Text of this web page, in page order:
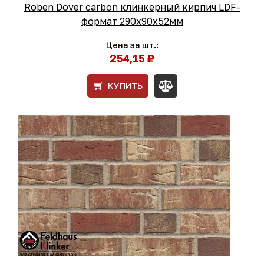
Roben Dover carbon клинкерный кирпич LDF-
формат 290x90x52мм
Цена за шт.:
254,15 ₽
КУПИТЬ